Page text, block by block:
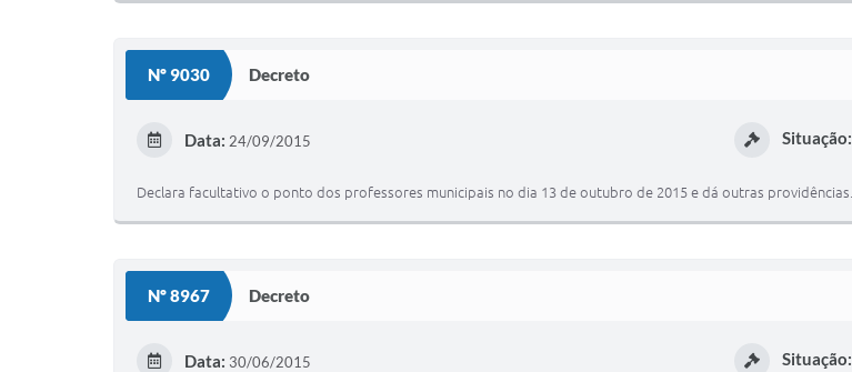
Nº 9030 Decreto
Data: 24/09/2015 Situação:
Declara facultativo o ponto dos professores municipais no dia 13 de outubro de 2015 e dá outras providências.
Nº 8967 Decreto
Data: 30/06/2015 Situação: